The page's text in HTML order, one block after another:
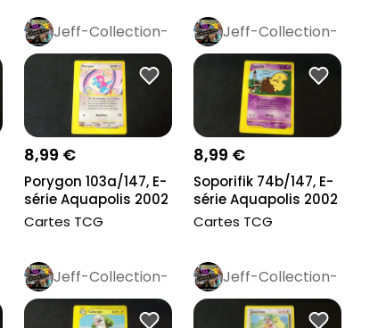
Jeff-Collection-
Rétro Pro
8,99 €
Porygon 103a/147, E-
série Aquapolis 2002
Cartes TCG
Jeff-Collection-
Rétro Pro
8,99 €
Soporifik 74b/147, E-
série Aquapolis 2002
Cartes TCG
Jeff-Collection-
Rétro Pro
Jeff-Collection-
Rétro Pro